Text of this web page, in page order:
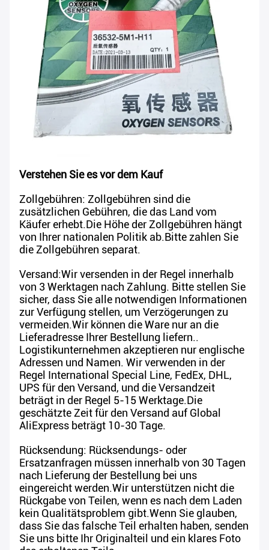
Verstehen Sie es vor dem Kauf
Zollgebühren: Zollgebühren sind die
zusätzlichen Gebühren, die das Land vom
Käufer erhebt.Die Höhe der Zollgebühren hängt
von Ihrer nationalen Politik ab.Bitte zahlen Sie
die Zollgebühren separat.
Versand:Wir versenden in der Regel innerhalb
von 3 Werktagen nach Zahlung. Bitte stellen Sie
sicher, dass Sie alle notwendigen Informationen
zur Verfügung stellen, um Verzögerungen zu
vermeiden.Wir können die Ware nur an die
Lieferadresse Ihrer Bestellung liefern..
Logistikunternehmen akzeptieren nur englische
Adressen und Namen. Wir verwenden in der
Regel International Special Line, FedEx, DHL,
UPS für den Versand, und die Versandzeit
beträgt in der Regel 5-15 Werktage.Die
geschätzte Zeit für den Versand auf Global
AliExpress beträgt 10-30 Tage.
Rücksendung: Rücksendungs- oder
Ersatzanfragen müssen innerhalb von 30 Tagen
nach Lieferung der Bestellung bei uns
eingereicht werden.Wir unterstützen nicht die
Rückgabe von Teilen, wenn es nach dem Laden
kein Qualitätsproblem gibt.Wenn Sie glauben,
dass Sie das falsche Teil erhalten haben, senden
Sie uns bitte Ihr Originalteil und ein klares Foto